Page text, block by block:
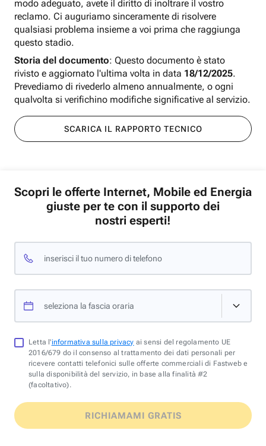
modo adeguato, avete il diritto di inoltrare il vostro
reclamo. Ci auguriamo sinceramente di risolvere
qualsiasi problema insieme a voi prima che raggiunga
questo stadio.
Storia del documento: Questo documento è stato
rivisto e aggiornato l'ultima volta in data 18/12/2025.
Prevediamo di rivederlo almeno annualmente, o ogni
qualvolta si verifichino modifiche significative al servizio.
SCARICA IL RAPPORTO TECNICO
Scopri le offerte Internet, Mobile ed Energia
giuste per te con il supporto dei
nostri esperti!
inserisci il tuo numero di telefono
seleziona la fascia oraria
Letta l'informativa sulla privacy ai sensi del regolamento UE
2016/679 do il consenso al trattamento dei dati personali per
ricevere contatti telefonici sulle offerte commerciali di Fastweb e
sulla disponibilità del servizio, in base alla finalità #2
(facoltativo).
RICHIAMAMI GRATIS